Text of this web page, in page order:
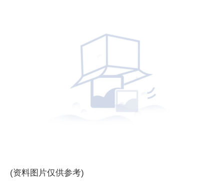
(资料图片仅供参考)